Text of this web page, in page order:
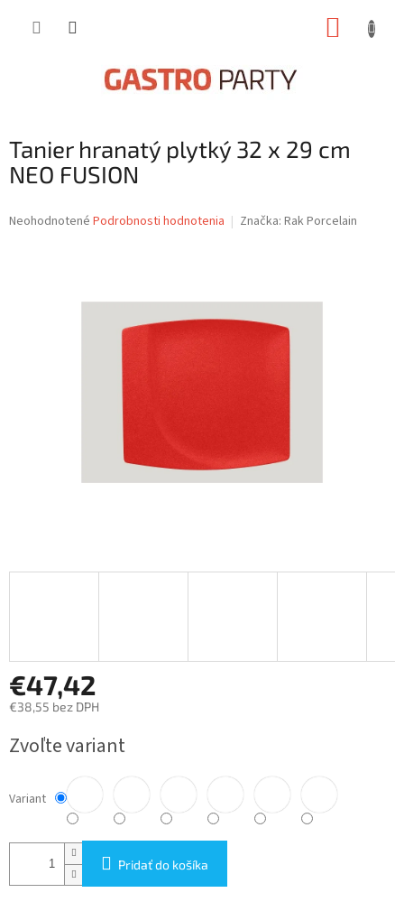
Tanier hranatý plytký 32 x 29 cm
NEO FUSION
Priemerné
Neohodnotené Podrobnosti hodnotenia Značka: Rak Porcelain
€47,42
€38,55 bez DPH
cena:
Zvoľte variant
Variant
Pridať do košíka